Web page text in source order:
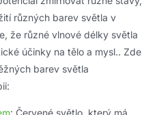
různých barev světla v
že různé vlnové délky světla
účinky na tělo a mysl.. Zde
barev světla